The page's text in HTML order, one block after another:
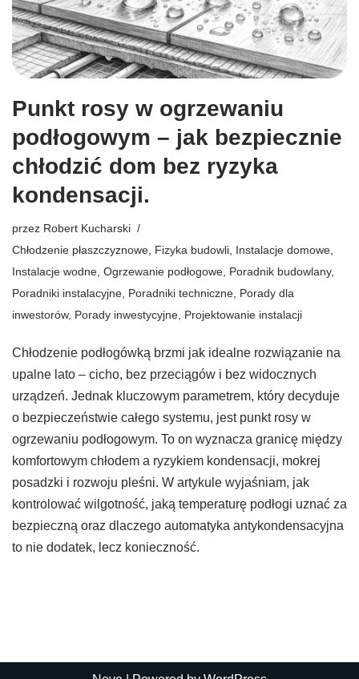
Punkt rosy w ogrzewaniu
podłogowym – jak bezpiecznie
chłodzić dom bez ryzyka
kondensacji.
przez Robert Kucharski
Chłodzenie płaszczyznowe Fizyka budowli Instalacje domowe
Instalacje wodne Ogrzewanie podłogowe Poradnik budowlany,
Poradniki instalacyjne Poradniki techniczne Porady dla
inwestorów, Porady inwestycyjne Projektowanie instalacji
Chłodzenie podłogówką brzmi jak idealne rozwiązanie na
upalne lato – cicho, bez przeciągów i bez widocznych
urządzeń. Jednak kluczowym parametrem, który decyduje
o bezpieczeństwie całego systemu, jest punkt rosy w
ogrzewaniu podłogowym. To on wyznacza granicę między
komfortowym chłodem a ryzykiem kondensacji, mokrej
posadzki i rozwoju pleśni. W artykule wyjaśniam, jak
kontrolować wilgotność, jaką temperaturę podłogi uznać za
bezpieczną oraz dlaczego automatyka antykondensacyjna
to nie dodatek, lecz konieczność.